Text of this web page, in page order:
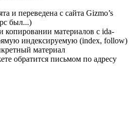
и переведена с сайта Gizmo’s
был...)
копировании материалов с ida-
индексируемую (index, follow)
материал
обратится письмом по адресу